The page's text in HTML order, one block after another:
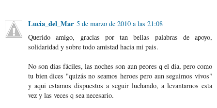
Lucia_del_Mar 5 de marzo de 2010 a las 21:08
Querido amigo, gracias por tan bellas palabras de apoyo,
solidaridad y sobre todo amistad hacia mi pais.
No son dias fáciles, las noches son aun peores q el dia, pero como
tu bien dices "quizás no seamos heroes pero aun seguimos vivos"
y aqui estamos dispuestos a seguir luchando, a levantarnos esta
vez y las veces q sea necesario.